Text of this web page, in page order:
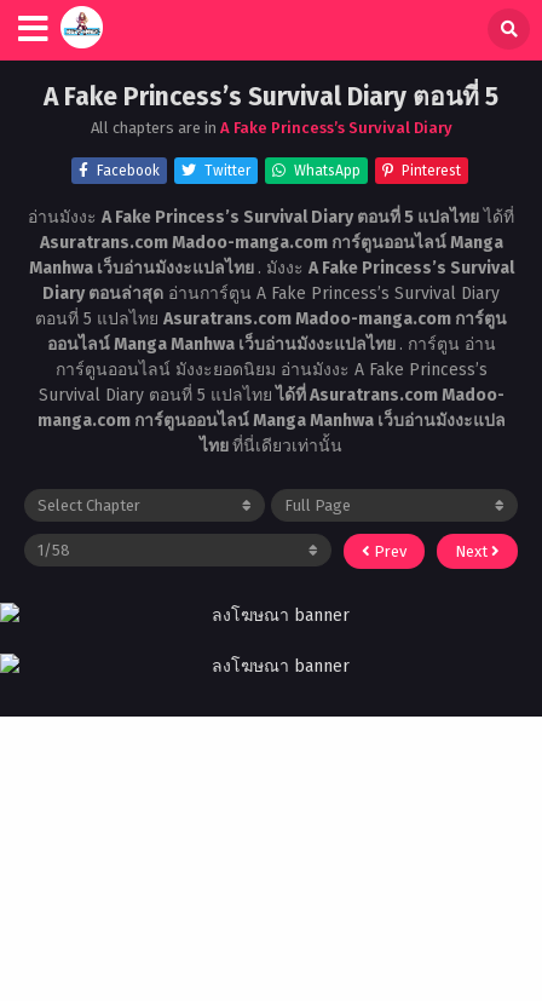
A Fake Princess’s Survival Diary ตอนที่ 5
All chapters are in A Fake Princess’s Survival Diary
Facebook Twitter WhatsApp Pinterest
อ่านมังงะ A Fake Princess’s Survival Diary ตอนที่ 5 แปลไทยได้ที่
Asuratrans.com Madoo-manga.com การ์ตูนออนไลน์ Manga
Manhwa เว็บอ่านมังงะแปลไทย . มังงะ A Fake Princess’s Survival
Diary ตอนล่าสุด อ่านการ์ตูน A Fake Princess’s Survival Diary
ตอนที่ 5 แปลไทย Asuratrans.com Madoo-manga.com การ์ตูน
ออนไลน์ Manga Manhwa เว็บอ่านมังงะแปลไทย . การ์ตูน อ่าน
การ์ตูนออนไลน์ มังงะยอดนิยม อ่านมังงะ A Fake Princess’s
Survival Diary ตอนที่ 5 แปลไทยได้ที่ Asuratrans.com Madoo-
manga.com การ์ตูนออนไลน์ Manga Manhwa เว็บอ่านมังงะแปล
ไทยที่นี่เดียวเท่านั้น
Prev Next